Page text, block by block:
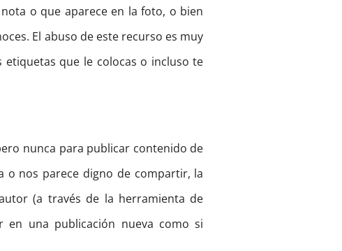
o que aparece en la foto, o bien
El abuso de este recurso es muy
que le colocas o incluso te
nunca para publicar contenido de
o nos parece digno de compartir, la
(a través de la herramienta de
una publicación nueva como si